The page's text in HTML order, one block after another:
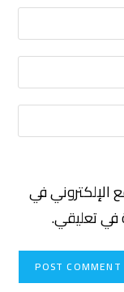
الإلكتروني في
في تعليقي.